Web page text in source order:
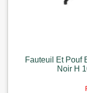
Fauteuil Et Pouf
Noir H